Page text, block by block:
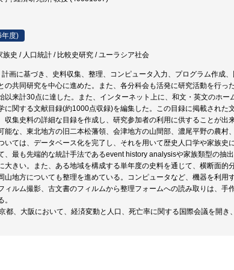
年度)
族史 / 人口統計 / 比較史研究 / ユーラシア社会
画に基づき、史料収集、整理、コンピュータ入力、プログラム作成
の共同研究を中心に進めた。また、各分科会も活発に研究活動を行
以来計30点に達した。また、インターネット上に、和文・英文のホ
に関する文献目録(約1000点収録)を編集した。この目録に掲載され
収集史料の詳細な目録を作成し、研究参加者の利用に供することが
能な、東北地方の旧二本松藩領、会津地方の山間部、濃尾平野の農
いては、データベース化を完了し、それを用いて歴史人口学や家族
、最も先端的な統計手法であるevent history analysisや家族類型の抽
大きい。また、ある地域を構成する単年度の史料を通じて、横断面
山地方についても整理を進めている。コンピュータなど、機器を利
ィルム撮影、古文書のフィルムから整理フォームへの読み取りは、
都、大阪において、経済変動と人口、死亡率に関する国際会議を開き